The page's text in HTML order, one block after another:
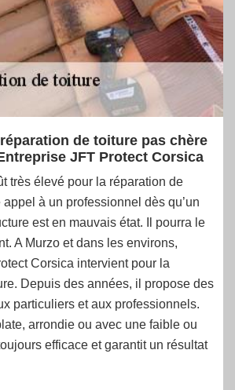
de toiture pas chère
JFT Protect Corsica
très élevé pour la réparation de
à un professionnel dès qu’un
est en mauvais état. Il pourra le
A Murzo et dans les environs,
Corsica intervient pour la
Depuis des années, il propose des
particuliers et aux professionnels.
arrondie ou avec une faible ou
efficace et garantit un résultat